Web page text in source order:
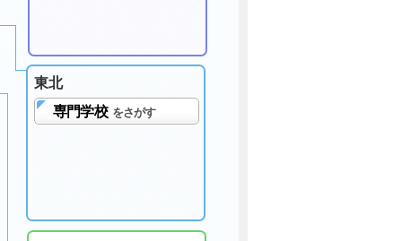
東北
専門学校 をさがす